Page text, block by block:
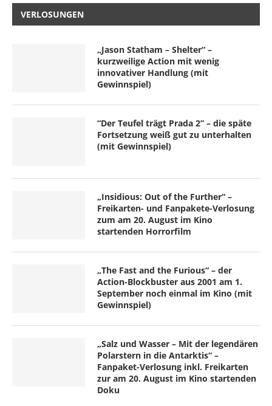
VERLOSUNGEN
„Jason Statham – Shelter“ –
kurzweilige Action mit wenig
innovativer Handlung (mit
Gewinnspiel)
“Der Teufel trägt Prada 2” – die späte
Fortsetzung weiß gut zu unterhalten
(mit Gewinnspiel)
„Insidious: Out of the Further“ –
Freikarten- und Fanpakete-Verlosung
zum am 20. August im Kino
startenden Horrorfilm
„The Fast and the Furious“ – der
Action-Blockbuster aus 2001 am 1.
September noch einmal im Kino (mit
Gewinnspiel)
„Salz und Wasser – Mit der legendären
Polarstern in die Antarktis“ –
Fanpaket-Verlosung inkl. Freikarten
zur am 20. August im Kino startenden
Doku